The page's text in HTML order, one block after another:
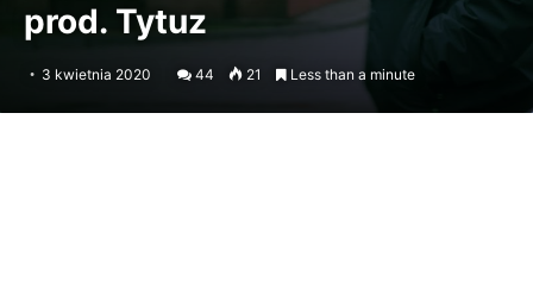
prod. Tytuz
3 kwietnia 2020 44 21 Less than a minute